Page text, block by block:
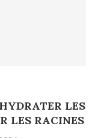
LES
LES RACINES